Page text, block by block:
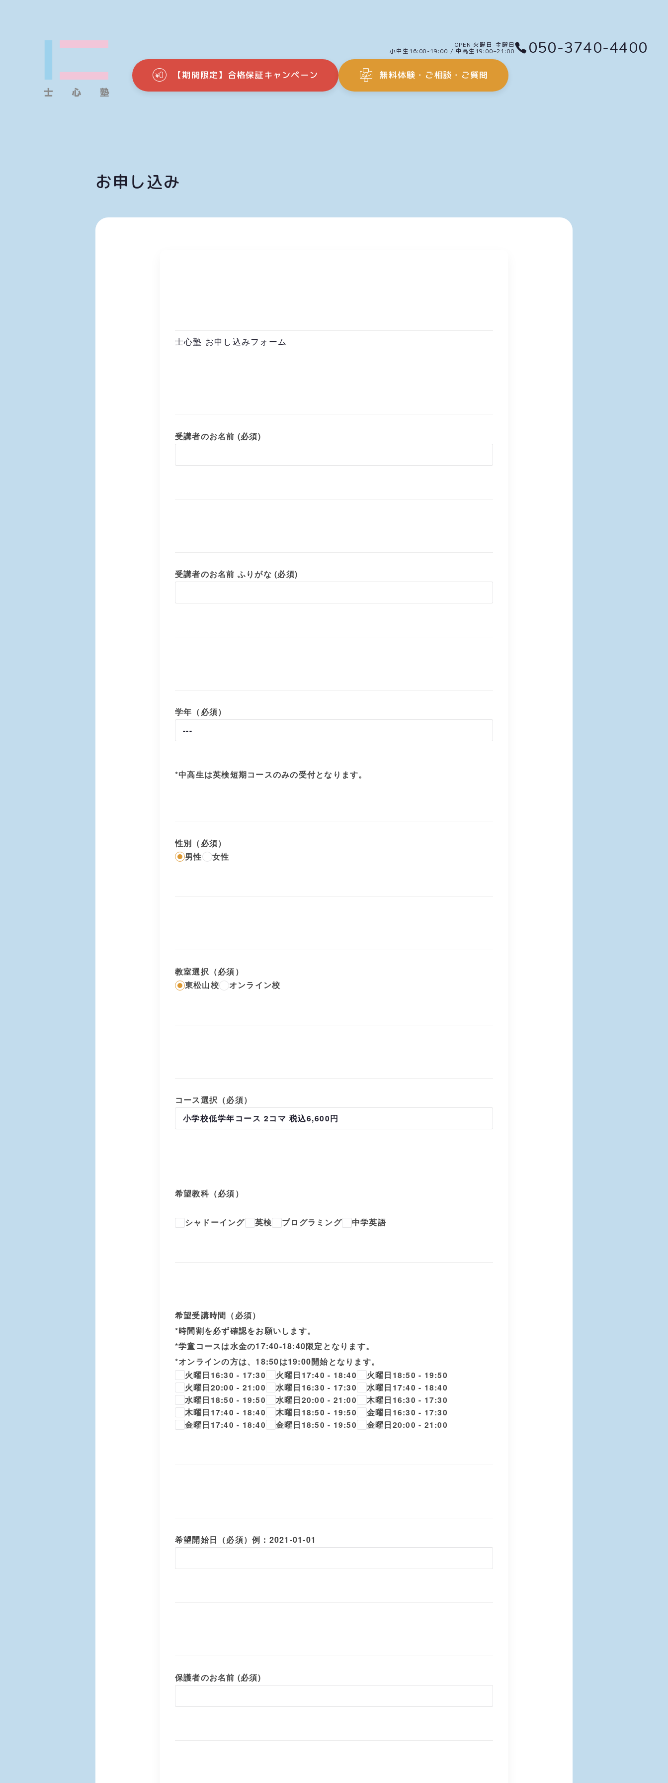
OPEN 火曜日-金曜日
小中生16:00-19:00 / 中高生19:00–21:00
050-3740-4400
【期間限定】合格保証キャンペーン 無料体験・ご相談・ご質問
お申し込み
士心塾 お申し込みフォーム
受講者のお名前 (必須)
受講者のお名前 ふりがな (必須)
学年（必須）
*中高生は英検短期コースのみの受付となります。
性別（必須）
男性 女性
教室選択（必須）
東松山校 オンライン校
コース選択（必須）
希望教科（必須）
シャドーイング 英検 プログラミング 中学英語
希望受講時間（必須）
*時間割を必ず確認をお願いします。
*学童コースは水金の17:40-18:40限定となります。
*オンラインの方は、18:50は19:00開始となります。
火曜日16:30 - 17:30 火曜日17:40 - 18:40
火曜日18:50 - 19:50
火曜日20:00 - 21:00
水曜日16:30 - 17:30
水曜日17:40 - 18:40
水曜日18:50 - 19:50
水曜日20:00 - 21:00
木曜日16:30 - 17:30
木曜日17:40 - 18:40
木曜日18:50 - 19:50
金曜日16:30 - 17:30
金曜日17:40 - 18:40
金曜日18:50 - 19:50 金曜日20:00 - 21:00
希望開始日（必須）例：2021-01-01
保護者のお名前 (必須)